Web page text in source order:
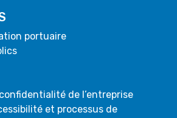
portuaire
de l’entreprise
et processus de